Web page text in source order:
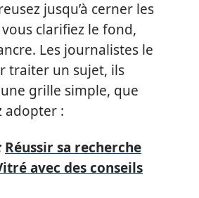
jusqu’à cerner les
clarifiez le fond,
Les journalistes le
traiter un sujet, ils
grille simple, que
adopter :
Réussir sa recherche
avec des conseils